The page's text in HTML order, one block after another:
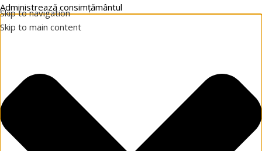
Administrează consimțământul
Skip to navigation
Skip to main content